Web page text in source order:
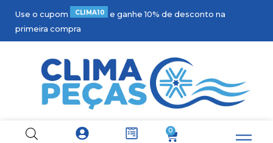
Use o cupom CLIMA10
e ganhe 10% de desconto na
primeira compra
0